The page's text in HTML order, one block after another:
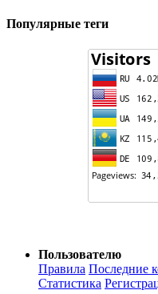
Популярные теги
Пользователю
Правила Последние
Статистика